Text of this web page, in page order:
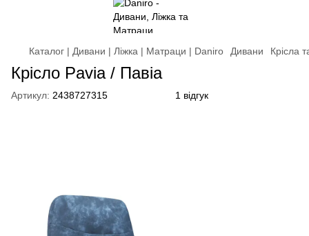
Каталог | Дивани | Ліжка | Матраци | Daniro Дивани Крісла
Крісло Pavia / Павіа
Артикул: 2438727315 1 відгук